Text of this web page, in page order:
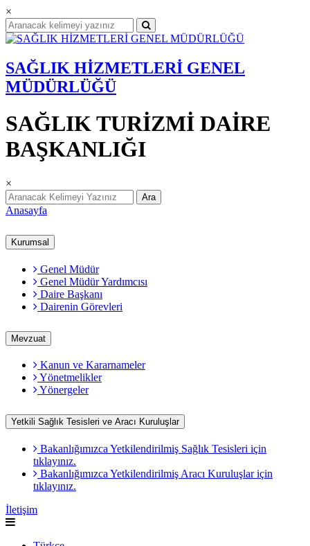
×
SAĞLIK HİZMETLERİ GENEL
MÜDÜRLÜĞÜ
SAĞLIK TURİZMİ DAİRE
BAŞKANLIĞI
×
Ara
Anasayfa
Kurumsal
Genel Müdür
Genel Müdür Yardımcısı
Daire Başkanı
Dairenin Görevleri
Mevzuat
Kanun ve Kararnameler
Yönetmelikler
Yönergeler
Yetkili Sağlık Tesisleri ve Aracı Kuruluşlar
Bakanlığımızca Yetkilendirilmiş Sağlık Tesisleri için
tıklayınız.
Bakanlığımızca Yetkilendirilmiş Aracı Kuruluşlar için
tıklayınız.
İletişim